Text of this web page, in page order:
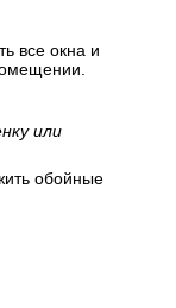
и
испачкать обои,
что
все окна и
или